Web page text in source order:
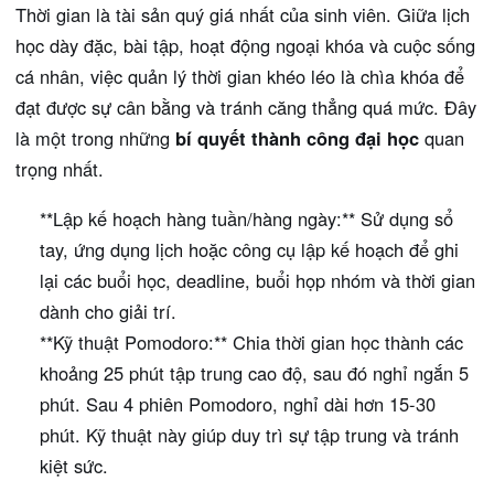
Thời gian là tài sản quý giá nhất của sinh viên. Giữa lịch
học dày đặc, bài tập, hoạt động ngoại khóa và cuộc sống
cá nhân, việc quản lý thời gian khéo léo là chìa khóa để
đạt được sự cân bằng và tránh căng thẳng quá mức. Đây
là một trong những bí quyết thành công đại học quan
trọng nhất.
**Lập kế hoạch hàng tuần/hàng ngày:** Sử dụng sổ
tay, ứng dụng lịch hoặc công cụ lập kế hoạch để ghi
lại các buổi học, deadline, buổi họp nhóm và thời gian
dành cho giải trí.
**Kỹ thuật Pomodoro:** Chia thời gian học thành các
khoảng 25 phút tập trung cao độ, sau đó nghỉ ngắn 5
phút. Sau 4 phiên Pomodoro, nghỉ dài hơn 15-30
phút. Kỹ thuật này giúp duy trì sự tập trung và tránh
kiệt sức.